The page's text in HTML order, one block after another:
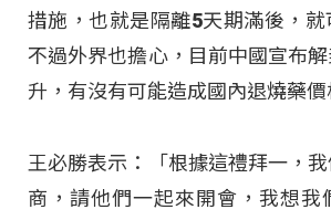
措施，也就是隔離5天期滿後，就
不過外界也擔心，目前中國宣布
升，有沒有可能造成國內退燒藥
王必勝表示：「根據這禮拜一，
商，請他們一起來開會，我想我